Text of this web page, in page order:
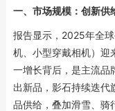
一、 市场规模：创新供
报告显示，2025年全
机、小型穿戴相机）迎
一增长背后，是主流品
出新品，影石持续迭代
品供给，叠加滑雪、骑